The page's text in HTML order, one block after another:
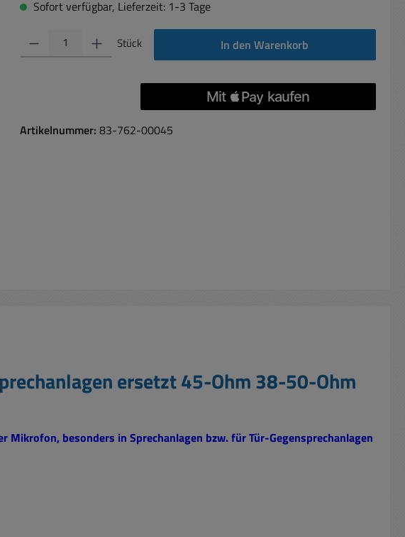
Sofort verfügbar, Lieferzeit: 1-3 Tage
Produkt Anzahl: Gib den gewünschten Wert ein oder benutze die Schaltflächen um die
Stück In den Warenkorb
Artikelnummer: 83-762-00045
ersetzt 45-Ohm 38-50-Ohm
Mikrofon, besonders in Sprechanlagen bzw.für Tür-Gegensprechanlagen